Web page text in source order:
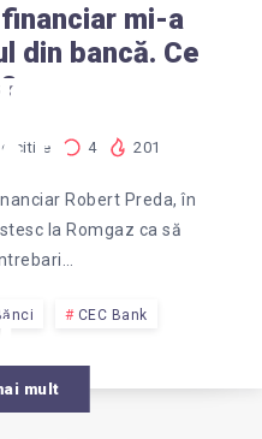
mi-a
din bancă. Ce
citire 4 201
Robert Preda, în
la Romgaz ca să
CEC Bank
mult